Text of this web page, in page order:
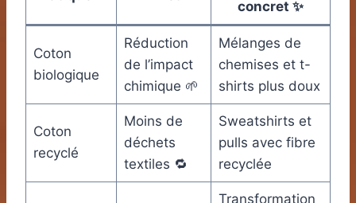
concret ✨
Coton
biologique
Réduction
de l’impact
chimique 🌱
Mélanges de
chemises et t-
shirts plus doux
Coton
recyclé
Moins de
déchets
textiles 🔁
Sweatshirts et
pulls avec fibre
recyclée
Transformation